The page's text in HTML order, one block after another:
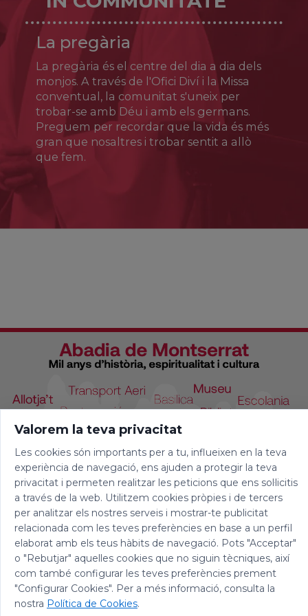
Ja foren cantats a finals del mateix segle IV
per Aureli Prudenci: «Sempre serà una glòria
per Alcalà el tenir a la seva falda la sang de
Just amb la de Pastor». El culte dels germans
s’estengué aviat a tota la litúrgia hispànica.
La pregària
La pregària és el centre del dia a dia dels
monjos. A través de l'Ofici Diví i la Missa
conventual, la comunitat s'uneix per
trobar-se amb Déu i amb els germans.
Preguem per recordar que la vida és més
gran que nosaltres i trobar sentit a allò
que fem.
Avís legal|Política de privacitat
Valorem la teva privacitat
Les cookies són importants per a tu, influeixen en la teva
experiència de navegació, ens ajuden a protegir la teva
privacitat i permeten realitzar les peticions que ens sol·licitis
a través de la web. Utilitzem cookies pròpies i de tercers
per analitzar els nostres serveis i mostrar-te publicitat
relacionada com les teves preferències en base a un perfil
elaborat amb els teus hàbits de navegació. Pots "Acceptar"
o "Rebutjar" aquelles cookies que no siguin tècniques, així
com també configurar les teves preferències prement
"Configurar Cookies". Per a més informació, consulta la
nostra Política de Cookies.